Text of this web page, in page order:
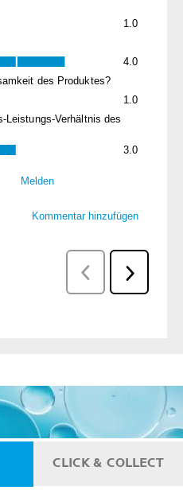
CLICK & COLLECT